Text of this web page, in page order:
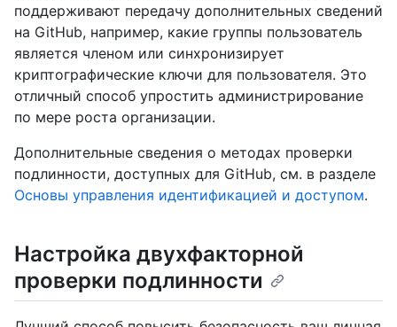
поддерживают передачу дополнительных сведений
на GitHub, например, какие группы пользователь
является членом или синхронизирует
криптографические ключи для пользователя. Это
отличный способ упростить администрирование
по мере роста организации.
Дополнительные сведения о методах проверки
подлинности, доступных для GitHub, см. в разделе
Основы управления идентификацией и доступом.
Настройка двухфакторной
проверки подлинности